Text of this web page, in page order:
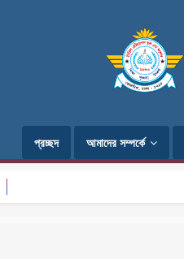
প্রচ্ছদ আমাদের সম্পর্কে